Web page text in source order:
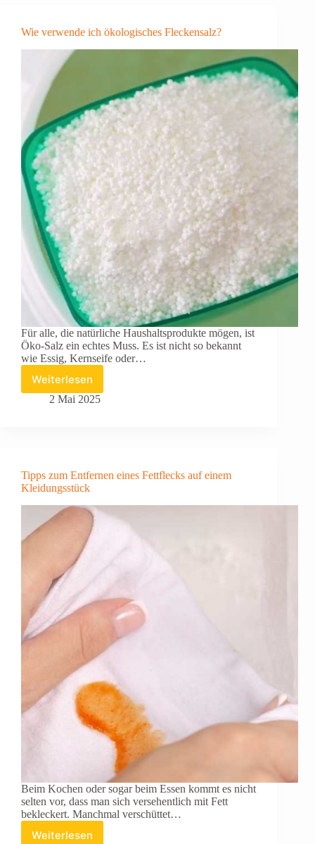
Wie verwende ich ökologisches Fleckensalz?
Für alle, die natürliche Haushaltsprodukte mögen, ist
Öko-Salz ein echtes Muss. Es ist nicht so bekannt
wie Essig, Kernseife oder…
Weiterlesen
Wie
verwende
2 Mai 2025
Tipps zum Entfernen eines Fettflecks auf einem
Kleidungsstück
Beim Kochen oder sogar beim Essen kommt es nicht
selten vor, dass man sich versehentlich mit Fett
bekleckert. Manchmal verschüttet…
Weiterlesen
Tipps